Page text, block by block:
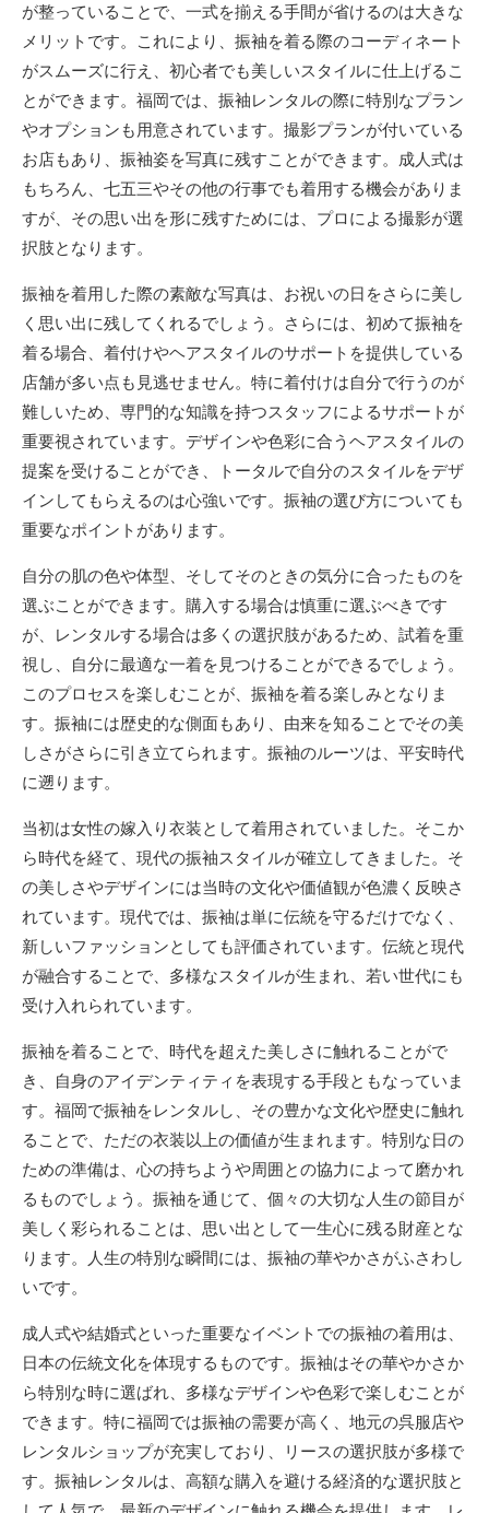
が整っていることで、一式を揃える手間が省けるのは大きな
メリットです。これにより、振袖を着る際のコーディネート
がスムーズに行え、初心者でも美しいスタイルに仕上げるこ
とができます。福岡では、振袖レンタルの際に特別なプラン
やオプションも用意されています。撮影プランが付いている
お店もあり、振袖姿を写真に残すことができます。成人式は
もちろん、七五三やその他の行事でも着用する機会がありま
すが、その思い出を形に残すためには、プロによる撮影が選
択肢となります。
振袖を着用した際の素敵な写真は、お祝いの日をさらに美し
く思い出に残してくれるでしょう。さらには、初めて振袖を
着る場合、着付けやヘアスタイルのサポートを提供している
店舗が多い点も見逃せません。特に着付けは自分で行うのが
難しいため、専門的な知識を持つスタッフによるサポートが
重要視されています。デザインや色彩に合うヘアスタイルの
提案を受けることができ、トータルで自分のスタイルをデザ
インしてもらえるのは心強いです。振袖の選び方についても
重要なポイントがあります。
自分の肌の色や体型、そしてそのときの気分に合ったものを
選ぶことができます。購入する場合は慎重に選ぶべきです
が、レンタルする場合は多くの選択肢があるため、試着を重
視し、自分に最適な一着を見つけることができるでしょう。
このプロセスを楽しむことが、振袖を着る楽しみとなりま
す。振袖には歴史的な側面もあり、由来を知ることでその美
しさがさらに引き立てられます。振袖のルーツは、平安時代
に遡ります。
当初は女性の嫁入り衣装として着用されていました。そこか
ら時代を経て、現代の振袖スタイルが確立してきました。そ
の美しさやデザインには当時の文化や価値観が色濃く反映さ
れています。現代では、振袖は単に伝統を守るだけでなく、
新しいファッションとしても評価されています。伝統と現代
が融合することで、多様なスタイルが生まれ、若い世代にも
受け入れられています。
振袖を着ることで、時代を超えた美しさに触れることがで
き、自身のアイデンティティを表現する手段ともなっていま
す。福岡で振袖をレンタルし、その豊かな文化や歴史に触れ
ることで、ただの衣装以上の価値が生まれます。特別な日の
ための準備は、心の持ちようや周囲との協力によって磨かれ
るものでしょう。振袖を通じて、個々の大切な人生の節目が
美しく彩られることは、思い出として一生心に残る財産とな
ります。人生の特別な瞬間には、振袖の華やかさがふさわし
いです。
成人式や結婚式といった重要なイベントでの振袖の着用は、
日本の伝統文化を体現するものです。振袖はその華やかさか
ら特別な時に選ばれ、多様なデザインや色彩で楽しむことが
できます。特に福岡では振袖の需要が高く、地元の呉服店や
レンタルショップが充実しており、リースの選択肢が多様で
す。振袖レンタルは、高額な購入を避ける経済的な選択肢と